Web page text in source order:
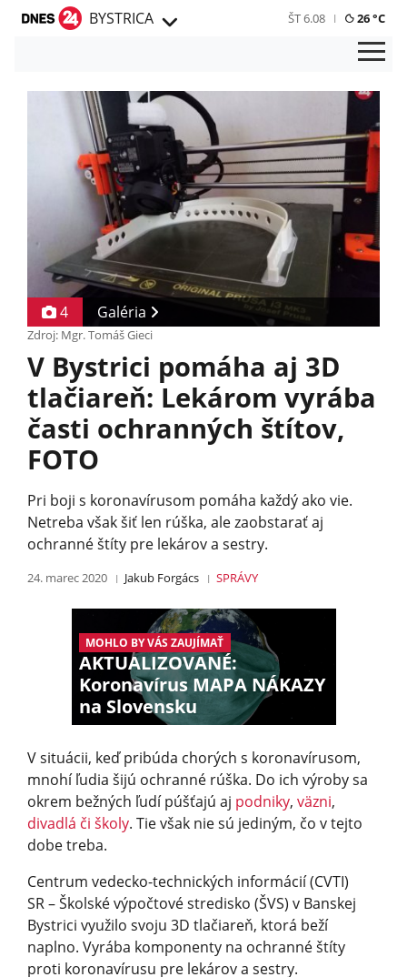
BYSTRICA ŠT 6.08 26 °C
4 Galéria
Zdroj: Mgr. Tomáš Gieci
V Bystrici pomáha aj 3D
tlačiareň: Lekárom vyrába
časti ochranných štítov,
FOTO
Pri boji s koronavírusom pomáha každý ako vie.
Netreba však šiť len rúška, ale zaobstarať aj
ochranné štíty pre lekárov a sestry.
24. marec 2020 Jakub Forgács SPRÁVY
MOHLO BY VÁS ZAUJÍMAŤ
AKTUALIZOVANÉ:
Koronavírus MAPA NÁKAZY
na Slovensku
V situácii, keď pribúda chorých s koronavírusom,
mnohí ľudia šijú ochranné rúška. Do ich výroby sa
okrem bežných ľudí púšťajú aj podniky, väzni,
divadlá či školy. Tie však nie sú jediným, čo v tejto
dobe treba.
Centrum vedecko-technických informácií (CVTI)
SR – Školské výpočtové stredisko (ŠVS) v Banskej
Bystrici využilo svoju 3D tlačiareň, ktorá beží
naplno. Vyrába komponenty na ochranné štíty
proti koronavírusu pre lekárov a sestry.